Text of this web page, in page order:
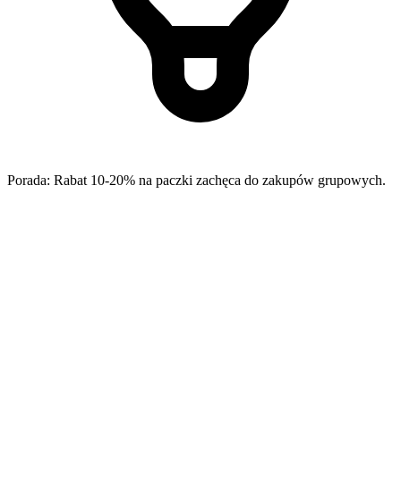
Porada: Rabat 10-20% na paczki zachęca do zakupów grupowych.